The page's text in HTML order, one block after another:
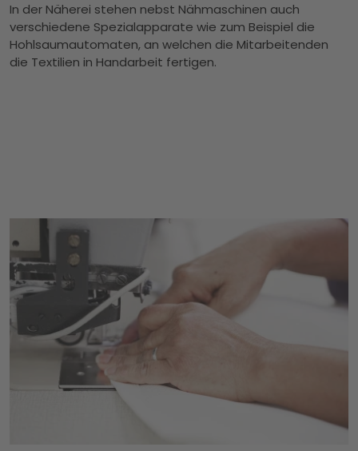
In der Näherei stehen nebst Nähmaschinen auch
verschiedene Spezialapparate wie zum Beispiel die
Hohlsaumautomaten, an welchen die Mitarbeitenden
die Textilien in Handarbeit fertigen.